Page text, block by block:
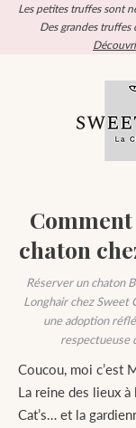
Les petites truffes sont
Des grandes
chaton
Réserver un chaton
Longhair chez Sweet
une adoption
respectueuse
Coucou, moi c’est
La reine des lieux
Cat’s… et la